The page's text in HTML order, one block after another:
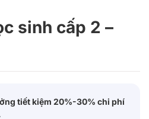
sinh cấp 2 –
tiết kiệm 20%-30% chi phí